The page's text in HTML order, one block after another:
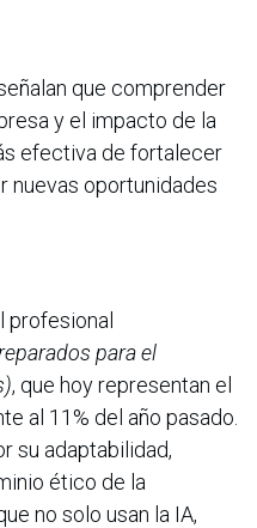
que comprender
y el impacto de la
efectiva de fortalecer
nuevas oportunidades
profesional
para el
, que hoy representan el
al 11% del año pasado.
su adaptabilidad,
ético de la
no solo usan la IA,